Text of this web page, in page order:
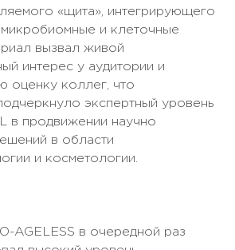
«щита», интегрирующего
и клеточные
вызвал живой
интерес у аудитории и
оценку коллег, что
экспертный уровень
в продвижении научно
в области
и косметологии.
AGELESS в очередной раз